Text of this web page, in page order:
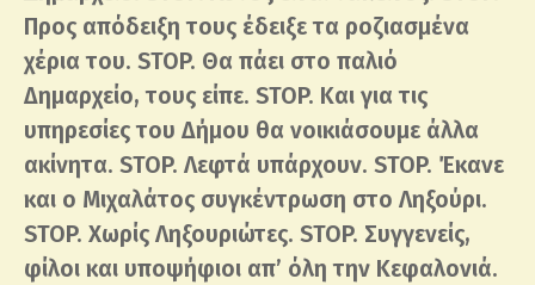
Προς απόδειξη τους έδειξε τα ροζιασμένα
χέρια του. STOP. Θα πάει στο παλιό
Δημαρχείο, τους είπε. STOP. Και για τις
υπηρεσίες του Δήμου θα νοικιάσουμε άλλα
ακίνητα. STOP. Λεφτά υπάρχουν. STOP. Έκανε
και ο Μιχαλάτος συγκέντρωση στο Ληξούρι.
STOP. Χωρίς Ληξουριώτες. STOP. Συγγενείς,
φίλοι και υποψήφιοι απ’ όλη την Κεφαλονιά.